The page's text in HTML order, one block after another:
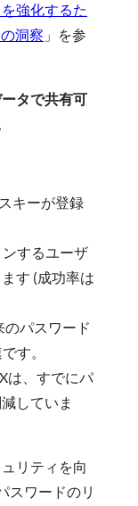
強化するた
洞察 」を参
タで共有可
キーが登録
するユーザ
す (成功率は
パスワード
す。
は、すでにパ
していま
リティを向
スワードのリ